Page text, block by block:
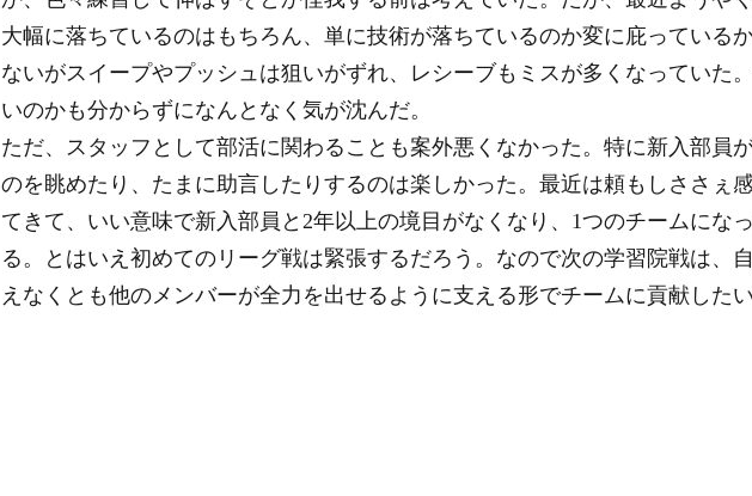
大幅に落ちているのはもちろん、単に技術が落ちているのか変に庇っている
ないがスイープやプッシュは狙いがずれ、レシーブもミスが多くなっていた
いのかも分からずになんとなく気が沈んだ。
ただ、スタッフとして部活に関わることも案外悪くなかった。特に新入部員
のを眺めたり、たまに助言したりするのは楽しかった。最近は頼もしささぇ
てきて、いい意味で新入部員と2年以上の境目がなくなり、1つのチームにな
る。とはいえ初めてのリーグ戦は緊張するだろう。なので次の学習院戦は、
えなくとも他のメンバーが全力を出せるように支える形でチームに貢献したい